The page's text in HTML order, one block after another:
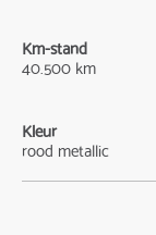
Km-stand
40.500 km
Kleur
rood metallic